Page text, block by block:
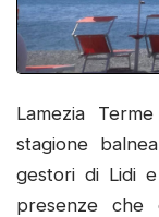
Lamezia
stagione
gestori di Lidi
presenze che